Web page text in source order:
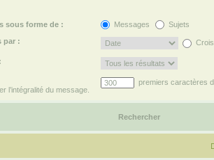
sous forme de : Messages Sujets
par :
l’intégralité du message.
premiers caractères